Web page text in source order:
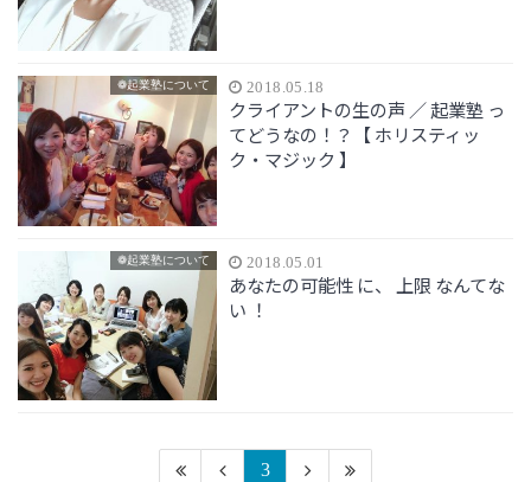
❁起業塾について 2018.05.18
クライアントの生の声 ／ 起業塾 っ
てどうなの！？【 ホリスティッ
ク・マジック 】
❁起業塾について 2018.05.01
あなたの可能性 に、 上限 なんてな
い ！
3